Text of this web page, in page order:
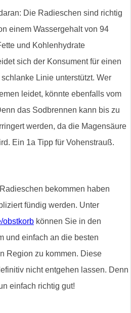
Die Radieschen sind richtig
einem Wassergehalt von 94
und Kohlenhydrate
sich der Konsument für einen
Linie unterstützt. Wer
leidet, könnte ebenfalls vom
das Sodbrennen kann bis zu
werden, da die Magensäure
Ein 1a Tipp für Vohenstrauß.
bekommen haben
fündig werden. Unter
obstkorb können Sie in den
und einfach an die besten
Region zu kommen. Diese
nicht entgehen lassen. Denn
einfach richtig gut!